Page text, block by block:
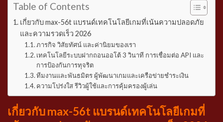
Table of Contents
เกี่ยวกับ max-56t แบรนด์เทคโนโลยีเกมที่เน้นความปลอดภัย
และความรวดเร็ว 2026
ภารกิจ วิสัยทัศน์ และค่านิยมของเรา
เทคโนโลยีระบบฝากถอนออโต้ 3 วินาที การเชื่อมต่อ API และ
การป้องกันการทุจริต
ทีมงานและพันธมิตร ผู้พัฒนาเกมและเครือข่ายชำระเงิน
ความโปร่งใส รีวิวผู้ใช้และการคุ้มครองผู้เล่น
เกี่ยวกับ max-56t แบรนด์เทคโนโลยีเกมที่